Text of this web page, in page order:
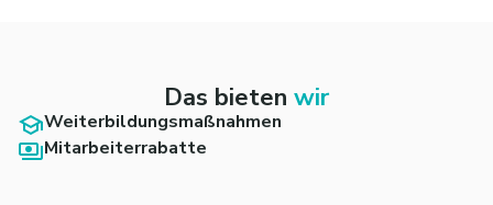
Das bieten wir
Weiterbildungsmaßnahmen
Mitarbeiterrabatte